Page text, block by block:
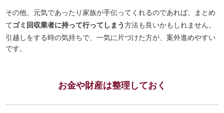
その他、元気であったり家族が手伝ってくれるのであれば、まとめ
てゴミ回収業者に持って行ってしまう方法も良いかもしれません。
引越しをする時の気持ちで、一気に片づけた方が、案外進めやすい
です。
お金や財産は整理しておく